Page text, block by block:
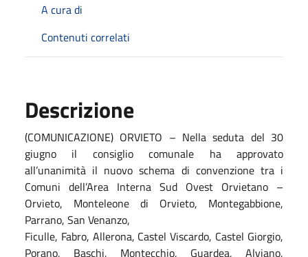
A cura di
Contenuti correlati
Descrizione
(COMUNICAZIONE) ORVIETO – Nella seduta del 30
giugno il consiglio comunale ha approvato
all’unanimità il nuovo schema di convenzione tra i
Comuni dell’Area Interna Sud Ovest Orvietano –
Orvieto, Monteleone di Orvieto, Montegabbione,
Parrano, San Venanzo,
Ficulle, Fabro, Allerona, Castel Viscardo, Castel Giorgio,
Porano, Baschi, Montecchio, Guardea, Alviano,